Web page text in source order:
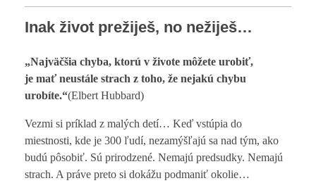
Inak život prežiješ, no nežiješ…
„Najväčšia chyba, ktorú v živote môžete urobiť,
je mať neustále strach z toho, že nejakú chybu
urobíte.“(Elbert Hubbard)
Vezmi si príklad z malých detí… Keď vstúpia do
miestnosti, kde je 300 ľudí, nezamýšľajú sa nad tým, ako
budú pôsobiť. Sú prirodzené. Nemajú predsudky. Nemajú
strach. A práve preto si dokážu podmaniť okolie…